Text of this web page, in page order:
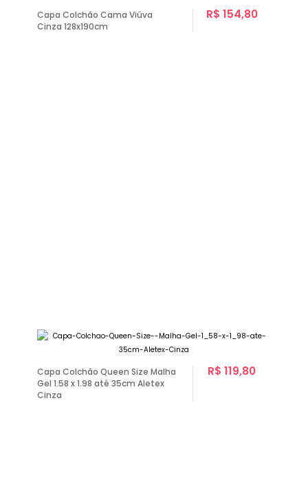
Capa Colchão Cama Viúva
Cinza 128x190cm
R$ 154,80
Capa Colchão Queen Size Malha
Gel 1.58 x 1.98 até 35cm Aletex
Cinza
R$ 119,80